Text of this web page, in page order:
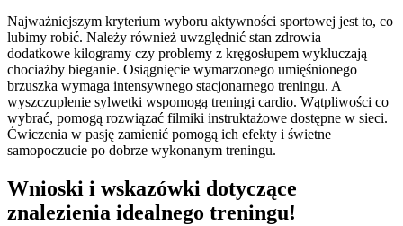
Najważniejszym kryterium wyboru aktywności sportowej jest to, co
lubimy robić. Należy również uwzględnić stan zdrowia –
dodatkowe kilogramy czy problemy z kręgosłupem wykluczają
chociażby bieganie. Osiągnięcie wymarzonego umięśnionego
brzuszka wymaga intensywnego stacjonarnego treningu. A
wyszczuplenie sylwetki wspomogą treningi cardio. Wątpliwości co
wybrać, pomogą rozwiązać filmiki instruktażowe dostępne w sieci.
Ćwiczenia w pasję zamienić pomogą ich efekty i świetne
samopoczucie po dobrze wykonanym treningu.
Wnioski i wskazówki dotyczące
znalezienia idealnego treningu!